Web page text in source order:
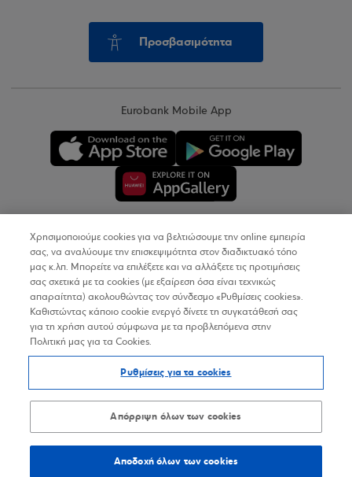
Προσβασιμότητα
Eurobank Mobile App
Copyright © 2026
Όροι Χρήσης
Προσωπικά Δεδομένα στον Διαδικτυακό Τόπο
Δήλωση Προσβασιμότητας
Sitemap
Χρησιμοποιούμε cookies για να βελτιώσουμε την online εμπειρία
σας, να αναλύουμε την επισκεψιμότητα στον διαδικτυακό τόπο
μας κ.λπ. Μπορείτε να επιλέξετε και να αλλάξετε τις προτιμήσεις
σας σχετικά με τα cookies (με εξαίρεση όσα είναι τεχνικώς
απαραίτητα) ακολουθώντας τον σύνδεσμο «Ρυθμίσεις cookies».
Καθιστώντας κάποιο cookie ενεργό δίνετε τη συγκατάθεσή σας
για τη χρήση αυτού σύμφωνα με τα προβλεπόμενα στην
Πολιτική μας για τα Cookies.
Ρυθμίσεις για τα cookies
Απόρριψη όλων των cookies
Αποδοχή όλων των cookies